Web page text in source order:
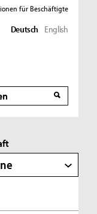
für Beschäftigte
Deutsch English